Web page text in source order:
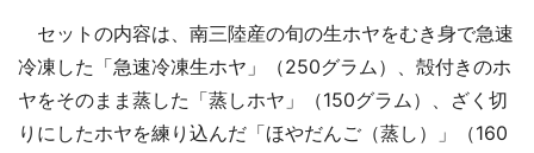
セットの内容は、南三陸産の旬の生ホヤをむき身で急速
冷凍した「急速冷凍生ホヤ」（250グラム）、殻付きのホ
ヤをそのまま蒸した「蒸しホヤ」（150グラム）、ざく切
りにしたホヤを練り込んだ「ほやだんご（蒸し）」（160